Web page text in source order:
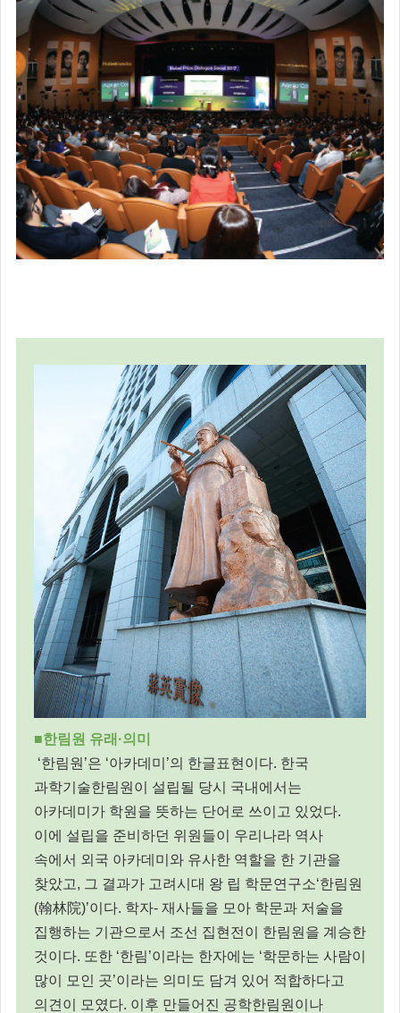
■한림원 유래·의미
‘한림원’은 ‘아카데미’의 한글표현이다. 한국
과학기술한림원이 설립될 당시 국내에서는
아카데미가 학원을 뜻하는 단어로 쓰이고 있었다.
이에 설립을 준비하던 위원들이 우리나라 역사
속에서 외국 아카데미와 유사한 역할을 한 기관을
찾았고, 그 결과가 고려시대 왕 립 학문연구소‘한림원
(翰林院)’이다. 학자- 재사들을 모아 학문과 저술을
집행하는 기관으로서 조선 집현전이 한림원을 계승한
것이다. 또한 ‘한림’이라는 한자에는 ‘학문하는 사람이
많이 모인 곳’이라는 의미도 담겨 있어 적합하다고
의견이 모였다. 이후 만들어진 공학한림원이나